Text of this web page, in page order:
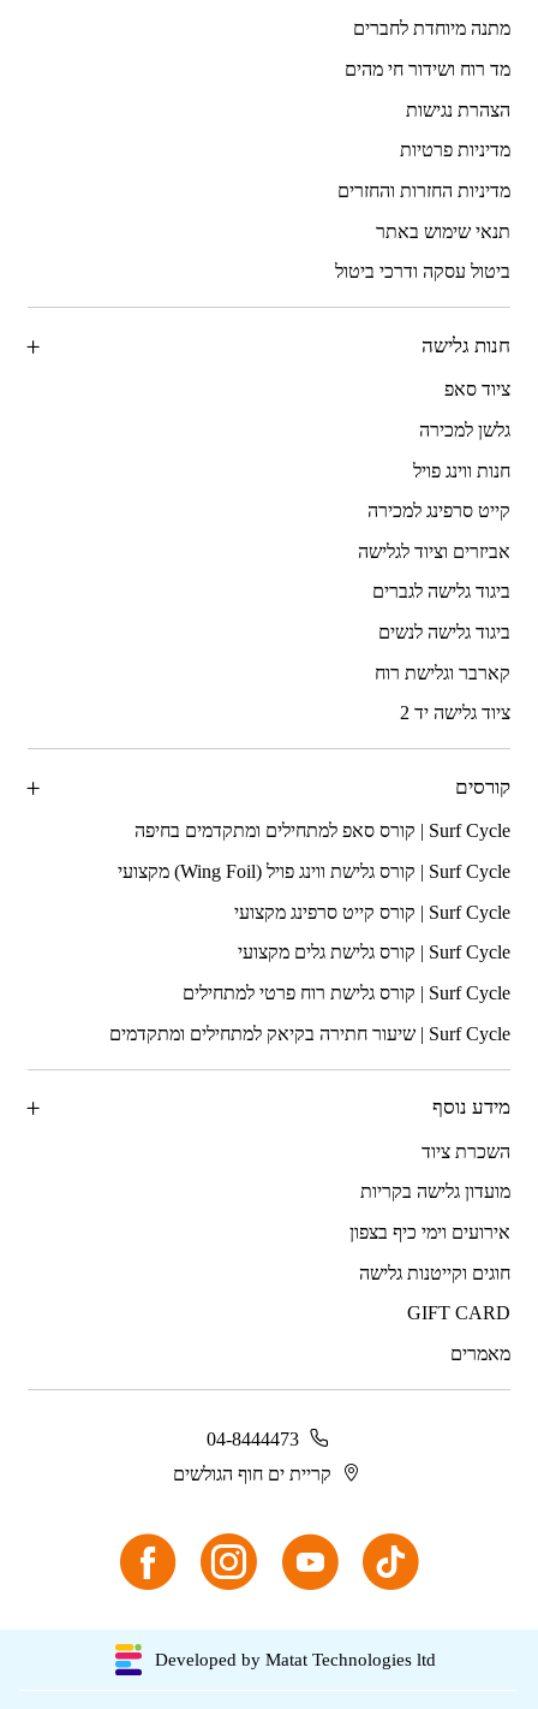
מתנה מיוחדת לחברים
מד רוח ושידור חי מהים
הצהרת נגישות
מדיניות פרטיות
מדיניות החזרות והחזרים
תנאי שימוש באתר
ביטול עסקה ודרכי ביטול
חנות גלישה
ציוד סאפ
גלשן למכירה
חנות ווינג פויל
קייט סרפינג למכירה
אביזרים וציוד לגלישה
ביגוד גלישה לגברים
ביגוד גלישה לנשים
קארבר וגלישת רוח
ציוד גלישה יד 2
קורסים
מידע נוסף
השכרת ציוד
מועדון גלישה בקריות
אירועים וימי כיף בצפון
חוגים וקייטנות גלישה
GIFT CARD
מאמרים
04-8444473
קריית ים חוף הגולשים
Developed by Matat Technologies ltd